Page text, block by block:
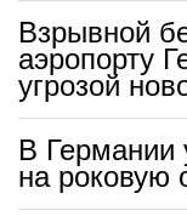
Взрывной
аэропорту
угрозой
В Германии
на роковую